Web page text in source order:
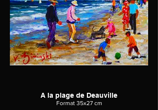
A la plage de Deauville
Format 35x27 cm